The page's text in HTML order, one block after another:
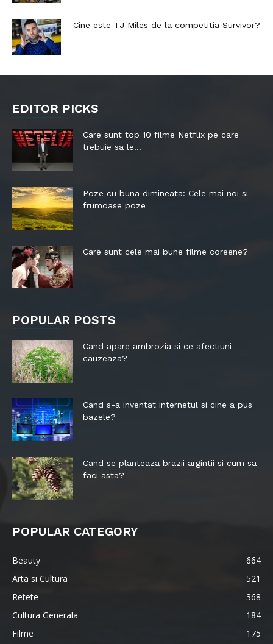
Cine este TJ Miles de la competitia Survivor?
EDITOR PICKS
Care sunt top 10 filme Netflix pe care
trebuie sa le...
Poze cu buna dimineata: Cele mai noi si
frumoase poze
Care sunt cele mai bune filme coreene?
POPULAR POSTS
Cand apare ambrozia si ce afectiuni
cauzeaza?
Cand s-a inventat internetul si cine a pus
bazele?
Cand se planteaza brazii argintii si cum sa
faci asta?
POPULAR CATEGORY
Beauty
664
Arta si Cultura
521
Retete
368
Cultura Generala
184
Filme
175